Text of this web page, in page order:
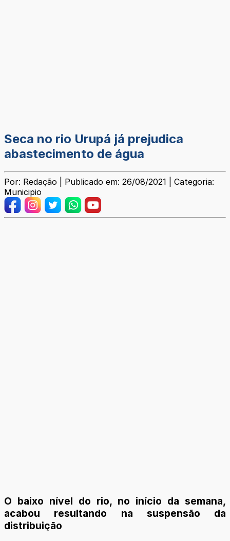
Seca no rio Urupá já prejudica
abastecimento de água
Por: Redação | Publicado em: 26/08/2021 | Categoria:
Municipio
O baixo nível do rio, no início da semana,
acabou resultando na suspensão da
distribuição